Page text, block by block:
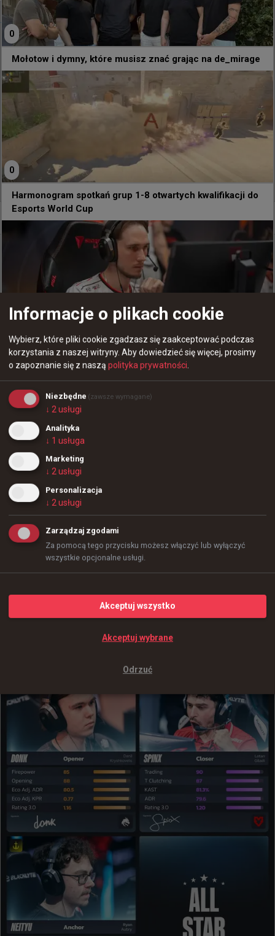
@NadesOutHere
Zestaw granatów na A na Mirage'u, który musisz znać
1 0
0
blastbounty TombStone
Najlepsza "5" BLAST Bounty wg HLTV
0
Mołotow i dymny, które musisz znać grając na de_mirage
0
Harmonogram spotkań grup 1-8 otwartych kwalifikacji do
Esports World Cup
+2
Najlepsza "5" BLAST Bounty wg HLTV
0
Informacje o plikach cookie
Wybierz, które pliki cookie zgadzasz się zaakceptować podczas
korzystania z naszej witryny. Aby dowiedzieć się więcej, prosimy
o zapoznanie się z naszą polityka prywatności.
Niezbędne (zawsze wymagane)
↓ 2usługi
Analityka
↓ 1 usługa
Marketing
↓ 2usługi
Personalizacja
↓ 2usługi
Zarządzaj zgodami
Za pomocą tego przycisku możesz włączyć lub wyłączyć
wszystkie opcjonalne usługi.
Odrzuć
Akceptuj wybrane
Akceptuj wszystko